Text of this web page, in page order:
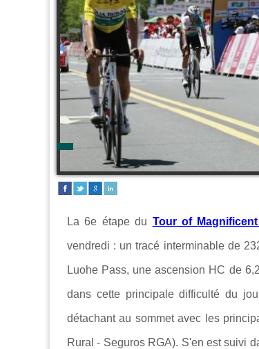
La 6e étape du Tour of
vendredi : un tracé interminable de
Luohe Pass, une ascension HC de
dans cette principale difficulté du
détachant au sommet avec les
Rural - Seguros RGA). S'en est suivi